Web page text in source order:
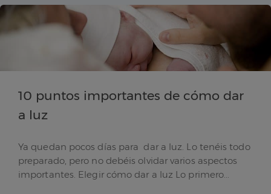
10 puntos importantes de cómo dar
a luz
Ya quedan pocos días para dar a luz. Lo tenéis todo
preparado, pero no debéis olvidar varios aspectos
importantes. Elegir cómo dar a luz Lo primero...